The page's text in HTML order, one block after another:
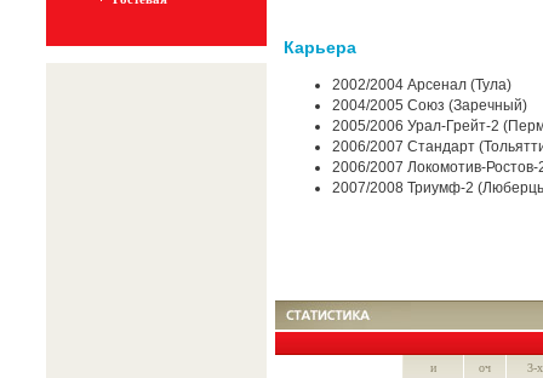
Карьера
2002/2004 Арсенал (Тула)
2004/2005 Союз (Заречный)
2005/2006 Урал-Грейт-2
2006/2007 Стандарт
2006/2007 Локомотив-
2007/2008 Триумф-2
и оч 3-х